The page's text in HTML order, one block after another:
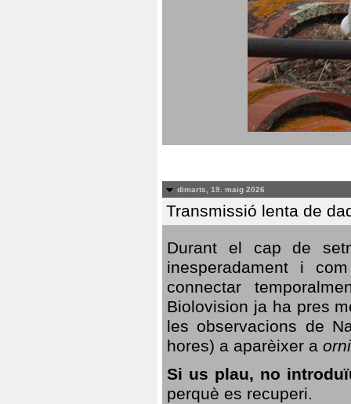
dimarts, 19. maig 2026
Transmissió lenta de
Durant el cap de
inesperadament i
connectar
Biolovision ja ha pres
les observacions de
hores) a aparèixer a
Si us plau, no
perquè es recuperi.